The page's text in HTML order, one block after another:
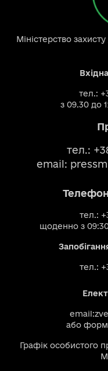
Міністерство
тел.:
з 09.30 до
тел.:
email:
тел.:
щоденно з 09:30
тел.:
email:
або
Графік особистого